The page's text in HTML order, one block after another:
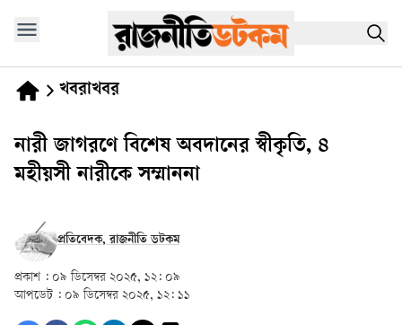
খবরাখবর
নারী জাগরণে বিশেষ অবদানের স্বীকৃতি, ৪
মহীয়সী নারীকে সম্মাননা
প্রতিবেদক, রাজনীতি ডটকম
প্রকাশ : ০৯ ডিসেম্বর ২০২৫, ১২: ০৯
আপডেট : ০৯ ডিসেম্বর ২০২৫, ১২: ১১